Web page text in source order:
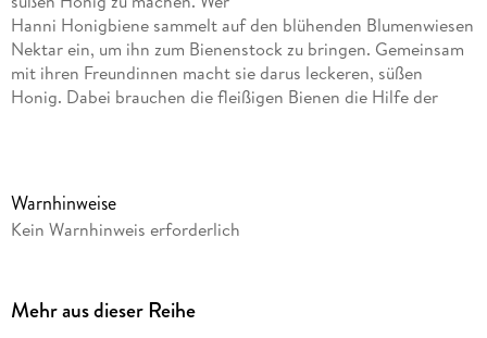
Hanni Honigbiene sammelt auf den blühenden Blumenwiesen
Nektar ein, um ihn zum Bienenstock zu bringen. Gemeinsam
mit ihren Freundinnen macht sie darus leckeren, süßen
Honig. Dabei brauchen die fleißigen Bienen die Hilfe der
Die Spiele werden von HABA gemeinsam mit Pädagogen und
Spieleautoren speziell für Kleinkinder entwickelt und fördern
die frühkindliche Entwicklung.
Warnhinweise
Kein Warnhinweis erforderlich
Mehr aus dieser Reihe